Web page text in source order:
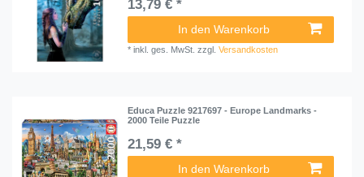
13,79 € *
In den Warenkorb
*inkl. ges. MwSt. zzgl.Versandkosten
Educa Puzzle 9217697 - Europe Landmarks -
2000 Teile Puzzle
21,59 € *
In den Warenkorb